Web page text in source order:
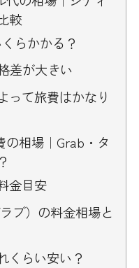
較
らかかる？
差が大きい
って旅費はかなり
相場｜Grab・タ
金目安
ブ）の料金相場と
くらい安い？